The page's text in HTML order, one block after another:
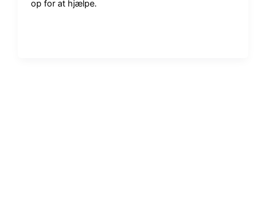
op for at hjælpe.